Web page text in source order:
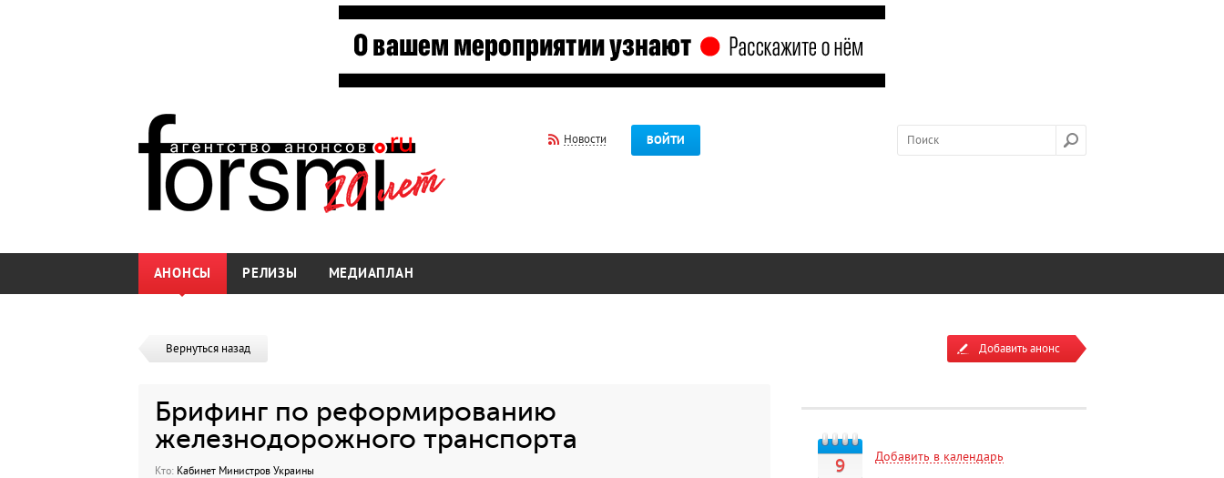
Новости ВОЙТИ
АНОНСЫ РЕЛИЗЫ МЕДИАПЛАН
Вернуться назад
Брифинг по реформированию
железнодорожного транспорта
Кто:Кабинет Министров Украины
Добавить анонс
9 Добавить в календарь